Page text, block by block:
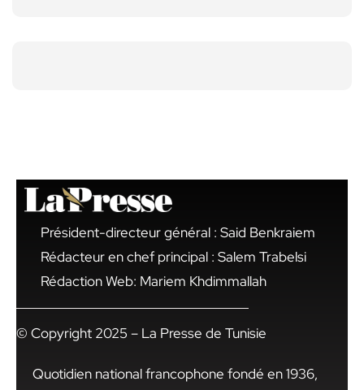
Président-directeur général : Said Benkraiem
Rédacteur en chef principal : Salem Trabelsi
Rédaction Web: Mariem Khdimmallah
© Copyright 2025 – La Presse de Tunisie
Quotidien national francophone fondé en 1936,